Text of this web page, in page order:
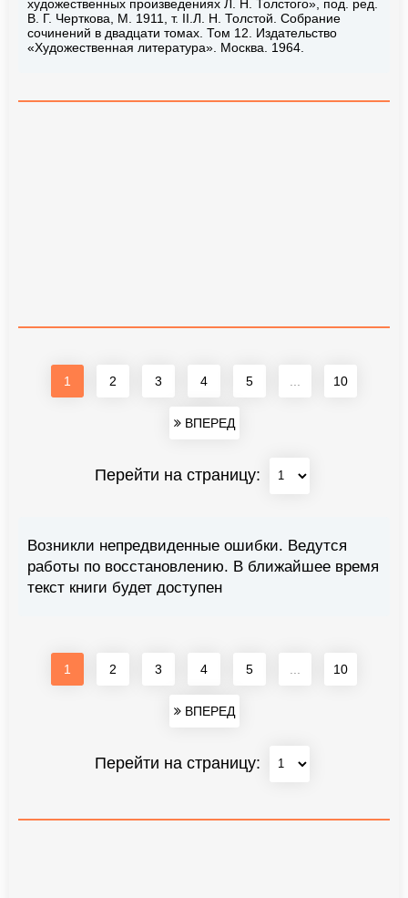
художественных произведениях Л. Н. Толстого», под. ред.
В. Г. Черткова, М. 1911, т. II.Л. Н. Толстой. Собрание
сочинений в двадцати томах. Том 12. Издательство
«Художественная литература». Москва. 1964.
1 2 3 4 5 10
ВПЕРЕД
Перейти на страницу:
Возникли непредвиденные ошибки. Ведутся
работы по восстановлению. В ближайшее время
текст книги будет доступен
1 2 3 4 5 10
ВПЕРЕД
Перейти на страницу: